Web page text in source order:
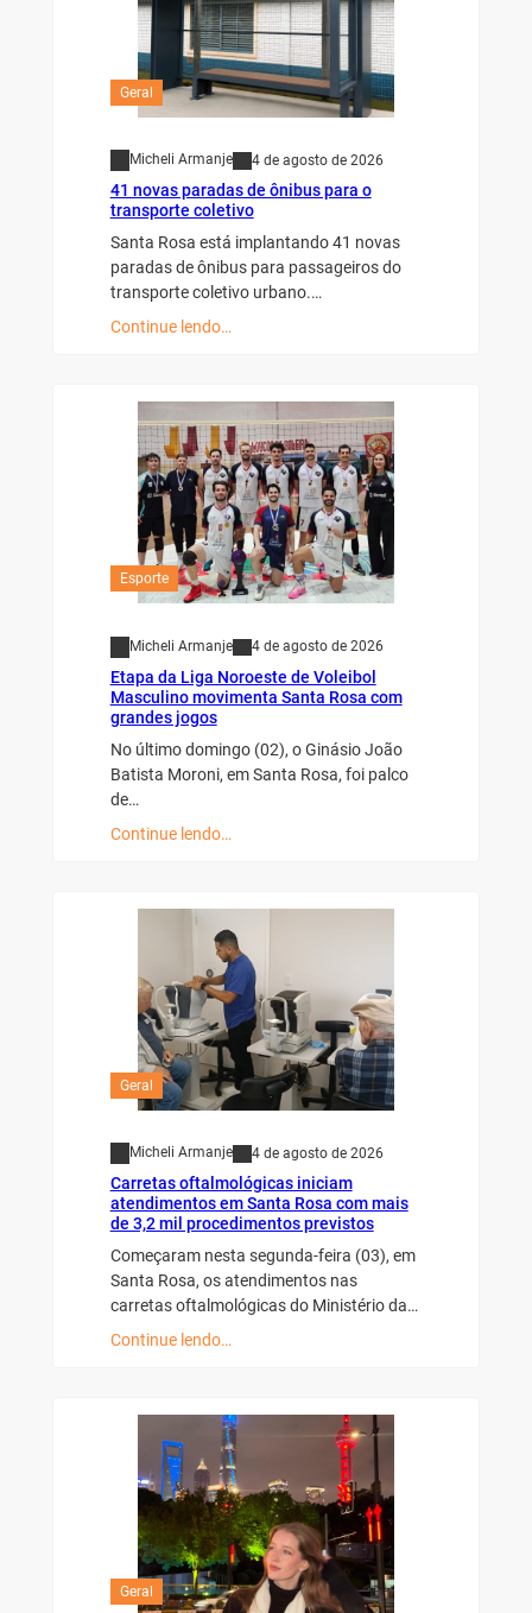
Geral
Micheli Armanje 4 de agosto de 2026
41 novas paradas de ônibus para o
transporte coletivo
Santa Rosa está implantando 41 novas
paradas de ônibus para passageiros do
transporte coletivo urbano.…
Continue lendo…
Esporte
Micheli Armanje 4 de agosto de 2026
Etapa da Liga Noroeste de Voleibol
Masculino movimenta Santa Rosa com
grandes jogos
No último domingo (02), o Ginásio João
Batista Moroni, em Santa Rosa, foi palco
de…
Continue lendo…
Geral
Micheli Armanje 4 de agosto de 2026
Carretas oftalmológicas iniciam
atendimentos em Santa Rosa com mais
de 3,2 mil procedimentos previstos
Começaram nesta segunda-feira (03), em
Santa Rosa, os atendimentos nas
carretas oftalmológicas do Ministério da…
Continue lendo…
Geral